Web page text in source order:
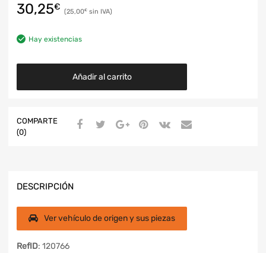
30,25€ 25,00€
Hay existencias
Añadir al carrito
COMPARTE
(0)
DESCRIPCIÓN
Ver vehículo de origen y sus piezas
RefID: 120766